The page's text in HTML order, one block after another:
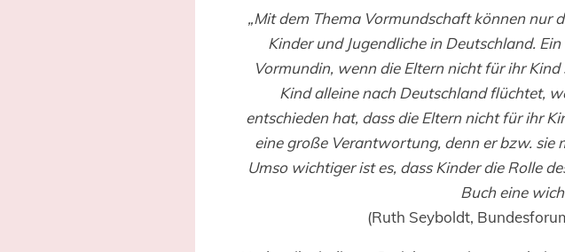
„Mit dem Thema Vormundschaft können nur
Kinder und Jugendliche in Deutschland.
Vormundin, wenn die Eltern nicht für ihr
Kind alleine nach Deutschland flüchtet,
entschieden hat, dass die Eltern nicht für ihr
eine große Verantwortung, denn er bzw. sie
Umso wichtiger ist es, dass Kinder die Rolle
Buch eine
(Ruth Seyboldt,